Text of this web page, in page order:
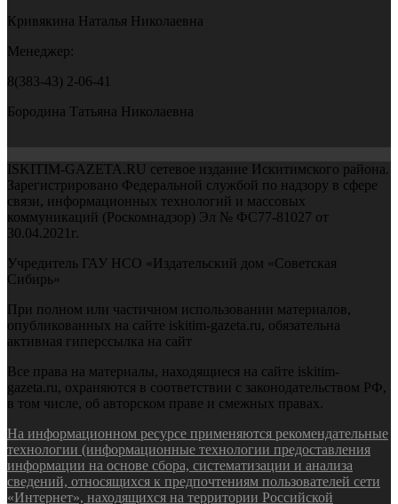
Кривякина Наталья Николаевна
Менеджер:
8(383-43) 2-06-41
Бородина Татьяна Николаевна
ISKITIM-GAZETA.RU сетевое издание Искитимского района.
Зарегистрировано Федеральной службой по надзору в сфере
связи, информационных технологий и массовых
коммуникаций (Роскомнадзор) Эл № ФС77-81027 от
30.04.2021г.
Учредитель ГАУ НСО «Издательский дом «Советская
Сибирь»
При полном или частичном использовании материалов,
опубликованных на сайте iskitim-gazeta.ru, обязательна
активная гиперссылка на сайт
Все права на материалы, находящиеся на сайте iskitim-
gazeta.ru, охраняются в соответствии с законодательством РФ,
в том числе, об авторском праве и смежных правах.
На информационном ресурсе применяются рекомендательные
технологии (информационные технологии предоставления
информации на основе сбора, систематизации и анализа
сведений, относящихся к предпочтениям пользователей сети
«Интернет», находящихся на территории Российской